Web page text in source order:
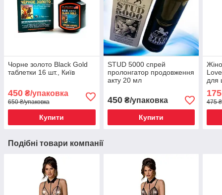
Чорне золото Black Gold
таблетки 16 шт., Київ
450 ₴/упаковка
650 ₴/упаковка
Купити
STUD 5000 спрей
пролонгатор продовження
акту 20 мл
450₴/упаковка
Купити
для
175
475
Подібні товари компанії